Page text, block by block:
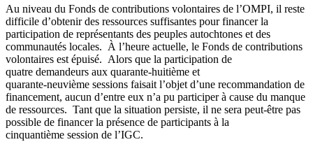
Au niveau du Fonds de contributions volontaires de l’OMPI, il reste
difficile d’obtenir des ressources suffisantes pour financer la
participation de représentants des peuples autochtones et des
communautés locales. À l’heure actuelle, le Fonds de contributions
volontaires est épuisé. Alors que la participation de
quatre demandeurs aux quarante‑huitième et
quarante‑neuvième sessions faisait l’objet d’une recommandation de
financement, aucun d’entre eux n’a pu participer à cause du manque
de ressources. Tant que la situation persiste, il ne sera peut-être pas
possible de financer la présence de participants à la
cinquantième session de l’IGC.